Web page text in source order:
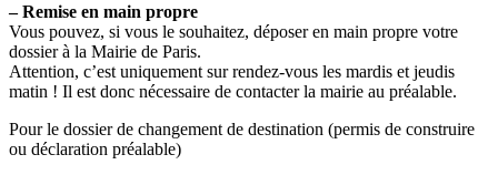
– Remise en main propre
Vous pouvez, si vous le souhaitez, déposer en main propre votre
dossier à la Mairie de Paris.
Attention, c’est uniquement sur rendez-vous les mardis et jeudis
matin ! Il est donc nécessaire de contacter la mairie au préalable.
Pour le dossier de changement de destination (permis de construire
ou déclaration préalable)